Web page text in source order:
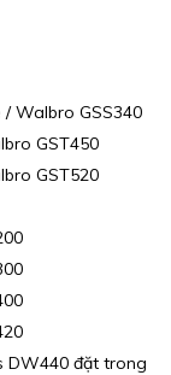
Walbro GSS340
GST450
GST520
DW440 đặt trong